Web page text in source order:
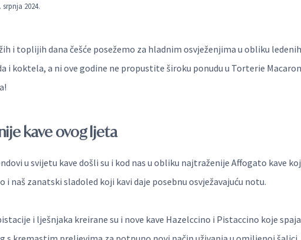
srpnja 2024.
i toplijih dana češće posežemo za hladnim osvježenjima u obliku ledenih
i koktela, a ni ove godine ne propustite široku ponudu u Torterie Macaron
kave ovog ljeta
u svijetu kave došli su i kod nas u obliku najtraženije Affogato kave
i naš zanatski sladoled koji kavi daje posebnu osvježavajuću notu.
i lješnjaka kreirane su i nove kave Hazelccino i Pistaccino koje